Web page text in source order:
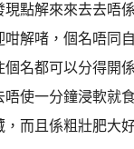
點解來來去去唔
解啫，個名唔同
名都可以分得開
使一分鐘浸軟就
而且係粗壯肥大